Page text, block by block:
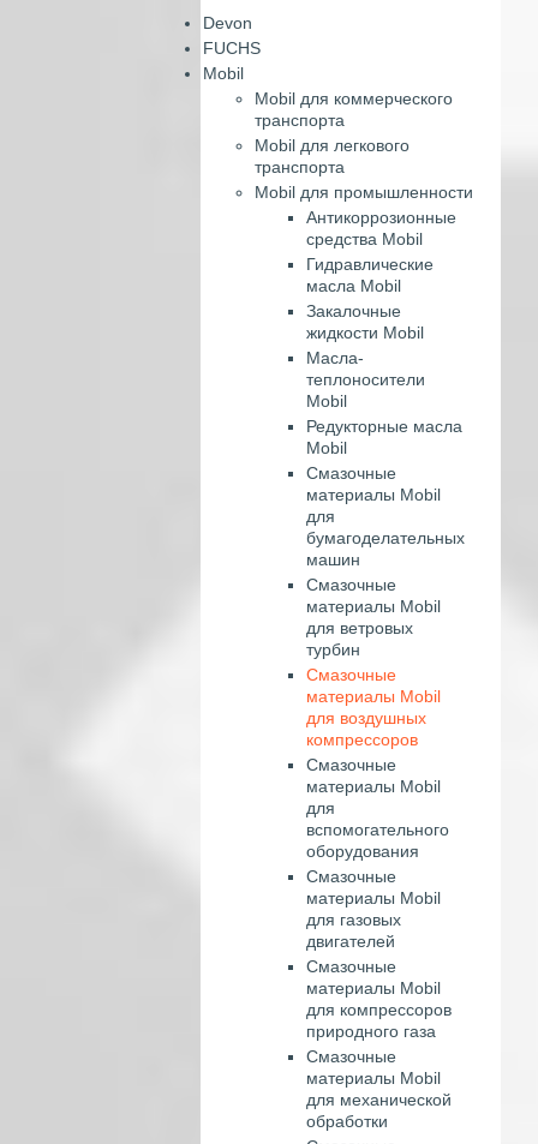
Devon
FUCHS
Mobil
Mobil для коммерческого
транспорта
Mobil для легкового
транспорта
Mobil для промышленности
Антикоррозионные
средства Mobil
Гидравлические
масла Mobil
Закалочные
жидкости Mobil
Масла-
теплоносители
Mobil
Редукторные масла
Mobil
Смазочные
материалы Mobil
для
бумагоделательных
машин
Смазочные
материалы Mobil
для ветровых
турбин
Смазочные
материалы Mobil
для воздушных
компрессоров
Смазочные
материалы Mobil
для
вспомогательного
оборудования
Смазочные
материалы Mobil
для газовых
двигателей
Смазочные
материалы Mobil
для компрессоров
природного газа
Смазочные
материалы Mobil
для механической
обработки